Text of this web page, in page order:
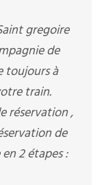
gregoire
de
toujours à
train.
réservation ,
de
2 étapes :